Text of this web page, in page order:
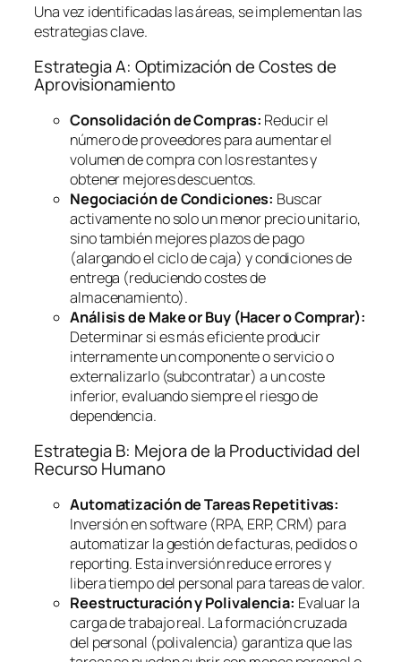
Una vez identificadas las áreas, se implementan las
estrategias clave.
Estrategia A: Optimización de Costes de
Aprovisionamiento
Consolidación de Compras: Reducir el
número de proveedores para aumentar el
volumen de compra con los restantes y
obtener mejores descuentos.
Negociación de Condiciones: Buscar
activamente no solo un menor precio unitario,
sino también mejores plazos de pago
(alargando el ciclo de caja) y condiciones de
entrega (reduciendo costes de
almacenamiento).
Análisis de Make or Buy(Hacer o Comprar):
Determinar si es más eficiente producir
internamente un componente o servicio o
externalizarlo (subcontratar) a un coste
inferior, evaluando siempre el riesgo de
dependencia.
Estrategia B: Mejora de la Productividad del
Recurso Humano
Automatización de Tareas Repetitivas:
Inversión ensoftware(RPA, ERP, CRM) para
automatizar la gestión de facturas, pedidos o
reporting. Esta inversión reduce errores y
libera tiempo del personal para tareas de valor.
Reestructuración y Polivalencia: Evaluar la
carga de trabajo real. La formación cruzada
del personal (polivalencia) garantiza que las